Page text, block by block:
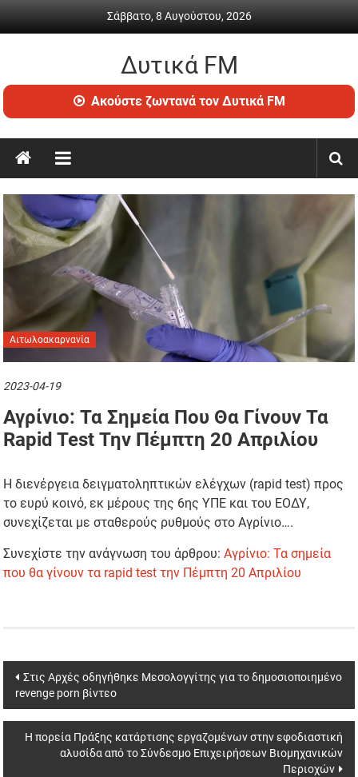
Σάββατο, 8 Αυγούστου, 2026
Δυτικά FM
Ραδιόφωνο
•
ενημέρωση
Ακούστε ζωντανά τον Δυτικά FM
Αιτωλοακαρνανία
2023-04-19
Αγρίνιο: Τα Σημεία Που Θα Γίνουν Τα
Rapid Test Την Πέμπτη 20 Απριλίου
Η διενέργεια δειγματοληπτικών ελέγχων (rapid test) προς
το ευρύ κοινό, εκ μέρους της 6ης ΥΠΕ και του ΕΟΔΥ,
συνεχίζεται με σταθερούς ρυθμούς στο Αγρίνιο….
Συνεχίστε την ανάγνωση του άρθρου:Αγρίνιο: Τα σημεία
που θα γίνουν τα rapid test την Πέμπτη 20 Απριλίου
Post
navigation
Στις Αρχές οδηγήθηκε Μεσολογγίτης για το δημοσιοποιημένο
revenge porn βίντεο
Η πορεία Πράξης κατάρτισης εργαζομένων στην εφοδιαστική
αλυσίδα από το Σύνδεσμο Επιχειρήσεων Βιομηχανικών
Περιοχών